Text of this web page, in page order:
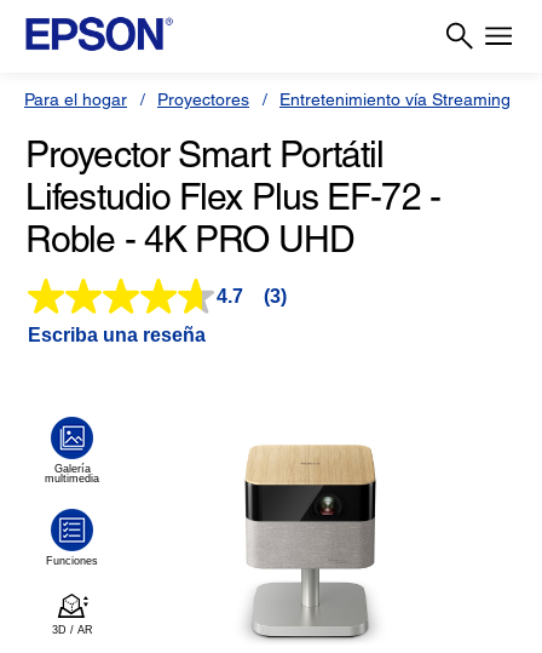
Para el hogar Proyectores Entretenimiento vía Streaming
Proyector Smart Portátil
Lifestudio Flex Plus EF-72 -
Roble - 4K PRO UHD
4.7
Lea
página.
(3)
Escriba una reseña